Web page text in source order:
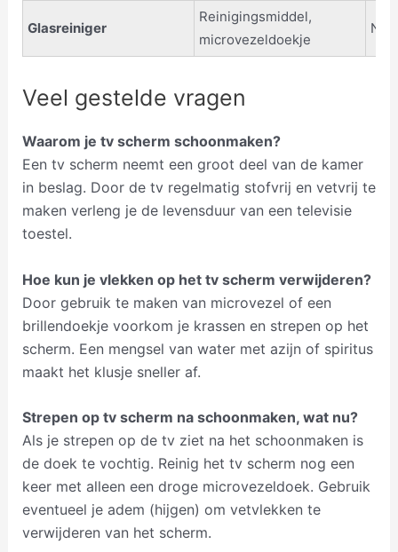
Glasreiniger
Reinigingsmiddel,
microvezeldoekje
Nihil
Veel gestelde vragen
Waarom je tv scherm schoonmaken?
Een tv scherm neemt een groot deel van de kamer
in beslag. Door de tv regelmatig stofvrij en vetvrij te
maken verleng je de levensduur van een televisie
toestel.
Hoe kun je vlekken op het tv scherm verwijderen?
Door gebruik te maken van microvezel of een
brillendoekje voorkom je krassen en strepen op het
scherm. Een mengsel van water met azijn of spiritus
maakt het klusje sneller af.
Strepen op tv scherm na schoonmaken, wat nu?
Als je strepen op de tv ziet na het schoonmaken is
de doek te vochtig. Reinig het tv scherm nog een
keer met alleen een droge microvezeldoek. Gebruik
eventueel je adem (hijgen) om vetvlekken te
verwijderen van het scherm.